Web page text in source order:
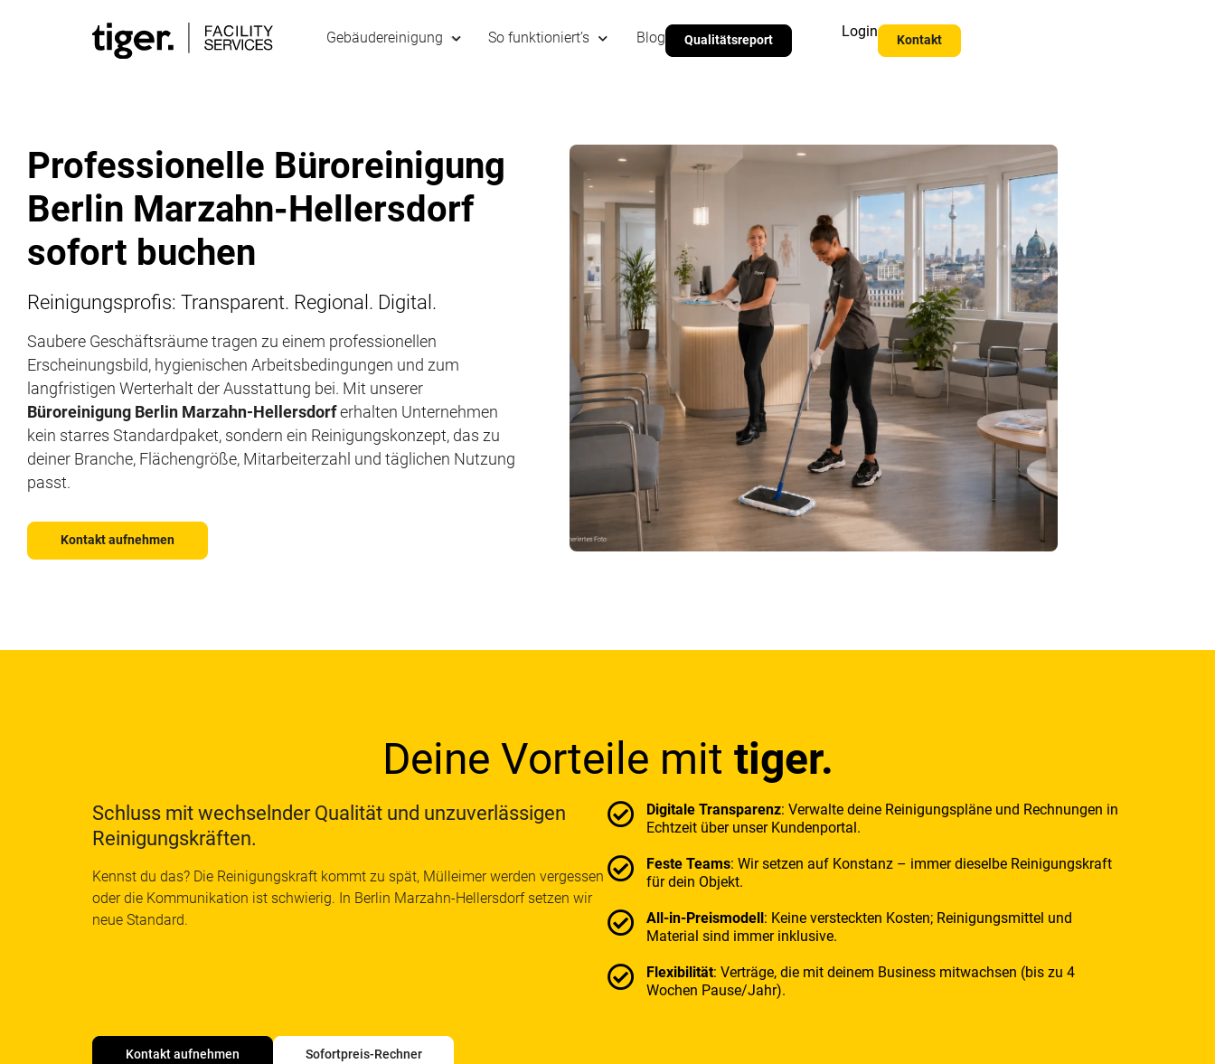
Gebäudereinigung So funktioniert’s Blog Qualitätsreport
Login
Kontakt
Professionelle Büroreinigung
Berlin Marzahn-Hellersdorf
sofort buchen
Reinigungsprofis: Transparent. Regional. Digital.
Saubere Geschäftsräume tragen zu einem professionellen
Erscheinungsbild, hygienischen Arbeitsbedingungen und zum
langfristigen Werterhalt der Ausstattung bei. Mit unserer
Büroreinigung Berlin Marzahn-Hellersdorferhalten Unternehmen
kein starres Standardpaket, sondern ein Reinigungskonzept, das zu
deiner Branche, Flächengröße, Mitarbeiterzahl und täglichen Nutzung
passt.
Kontakt aufnehmen
Deine Vorteile mit tiger.
Schluss mit wechselnder Qualität und unzuverlässigen
Reinigungskräften.
Kennst du das? Die Reinigungskraft kommt zu spät, Mülleimer werden vergessen
oder die Kommunikation ist schwierig. In Berlin Marzahn-Hellersdorf setzen wir
neue Standard.
Digitale Transparenz: Verwalte deine Reinigungspläne und Rechnungen in
Echtzeit über unser Kundenportal.
Feste Teams: Wir setzen auf Konstanz – immer dieselbe Reinigungskraft
für dein Objekt.
All-in-Preismodell : Keine versteckten Kosten; Reinigungsmittel und
Material sind immer inklusive.
Flexibilität: Verträge, die mit deinem Business mitwachsen (bis zu 4
Wochen Pause/Jahr).
Kontakt aufnehmen Sofortpreis-Rechner